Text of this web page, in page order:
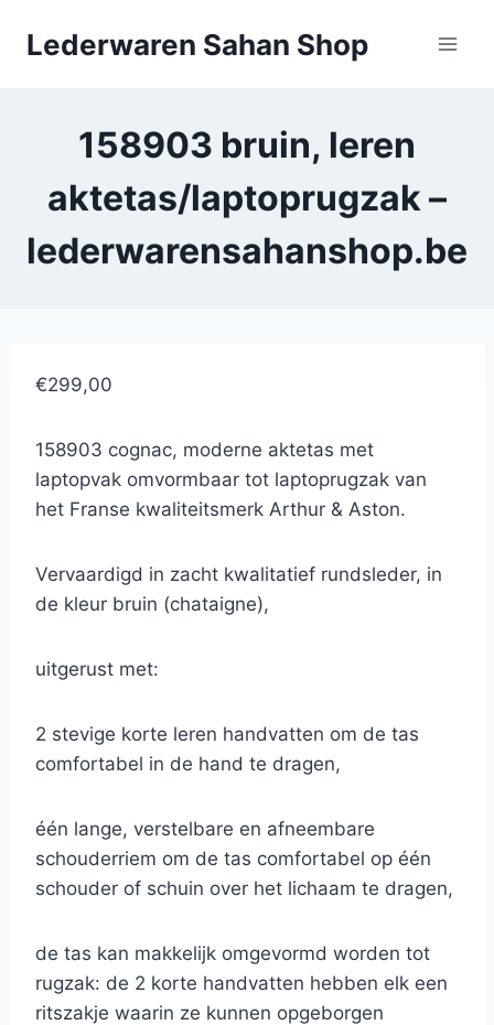
Lederwaren Sahan Shop
158903 bruin, leren
aktetas/laptoprugzak –
lederwarensahanshop.be
€299,00
158903 cognac, moderne aktetas met
laptopvak omvormbaar tot laptoprugzak van
het Franse kwaliteitsmerk Arthur & Aston.
Vervaardigd in zacht kwalitatief rundsleder, in
de kleur bruin (chataigne),
uitgerust met:
2 stevige korte leren handvatten om de tas
comfortabel in de hand te dragen,
één lange, verstelbare en afneembare
schouderriem om de tas comfortabel op één
schouder of schuin over het lichaam te dragen,
de tas kan makkelijk omgevormd worden tot
rugzak: de 2 korte handvatten hebben elk een
ritszakje waarin ze kunnen opgeborgen